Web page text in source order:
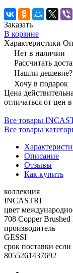
Заказать
В корзине
Характеристики
Нет в наличии
Рассчитать
Нашли дешевле?
Хочу в подарок
Цена
отличаться от цен
Все товары
Все товары
Описание
Отзывы
Как купить
коллекция
INCASTRI
цвет
708 Copper
производитель
GESSI
срок поставки
8055261437692